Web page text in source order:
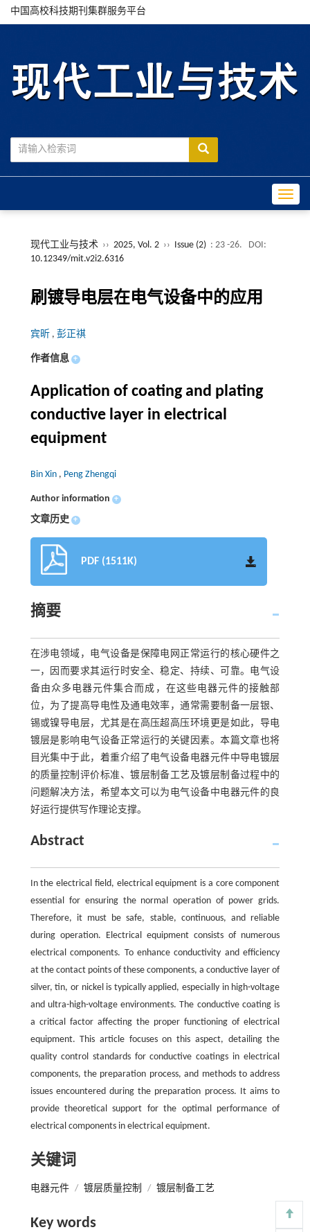
中国高校科技期刊集群服务平台
现代工业与技术 ›› 2025, Vol. 2 ›› Issue (2) : 23 -26.
DOI:
10.12349/mit.v2i2.6316
刷镀导电层在电气设备中的应用
宾昕 , 彭正祺
作者信息 +
Application of coating and plating
conductive layer in electrical
equipment
Bin Xin , Peng Zhengqi
Author information +
文章历史 +
PDF (1511K)
摘要
在涉电领域，电气设备是保障电网正常运行的核心硬件之
一，因而要求其运行时安全、稳定、持续、可靠。电气设
备由众多电器元件集合而成，在这些电器元件的接触部
位，为了提高导电性及通电效率，通常需要制备一层银、
锡或镍导电层，尤其是在高压超高压环境更是如此，导电
镀层是影响电气设备正常运行的关键因素。本篇文章也将
目光集中于此，着重介绍了电气设备电器元件中导电镀层
的质量控制评价标准、镀层制备工艺及镀层制备过程中的
问题解决方法，希望本文可以为电气设备中电器元件的良
好运行提供写作理论支撑。
Abstract
In the electrical field, electrical equipment is a core component
essential for ensuring the normal operation of power grids.
Therefore, it must be safe, stable, continuous, and reliable
during operation. Electrical equipment consists of numerous
electrical components. To enhance conductivity and efficiency
at the contact points of these components, a conductive layer of
silver, tin, or nickel is typically applied, especially in high-voltage
and ultra-high-voltage environments. The conductive coating is
a critical factor affecting the proper functioning of electrical
equipment. This article focuses on this aspect, detailing the
quality control standards for conductive coatings in electrical
components, the preparation process, and methods to address
issues encountered during the preparation process. It aims to
provide theoretical support for the optimal performance of
electrical components in electrical equipment.
关键词
电器元件 / 镀层质量控制 / 镀层制备工艺
Key words